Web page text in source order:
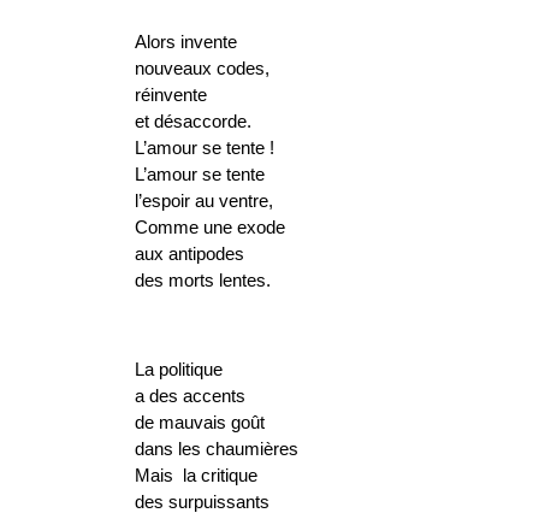
Alors invente
nouveaux codes,
réinvente
et désaccorde.
L’amour se tente !
L’amour se tente
l’espoir au ventre,
Comme une exode
aux antipodes
des morts lentes.
La politique
a des accents
de mauvais goût
dans les chaumières
Mais la critique
des surpuissants